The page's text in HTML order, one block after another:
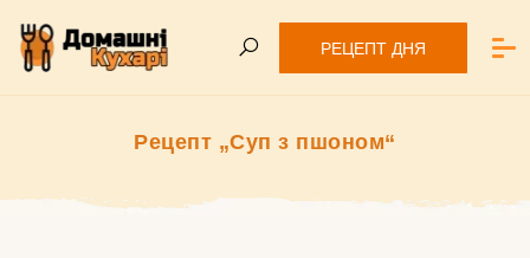
РЕЦЕПТ ДНЯ
Рецепт „Суп з пшоном“